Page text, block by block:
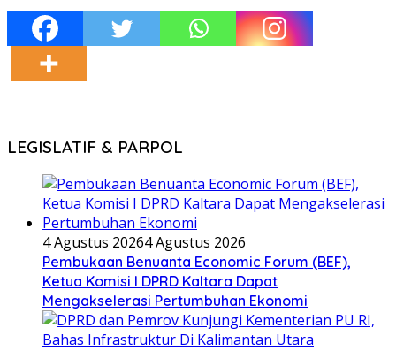
LEGISLATIF & PARPOL
4 Agustus 20264 Agustus 2026
Pembukaan Benuanta Economic Forum (BEF),
Ketua Komisi I DPRD Kaltara Dapat
Mengakselerasi Pertumbuhan Ekonomi